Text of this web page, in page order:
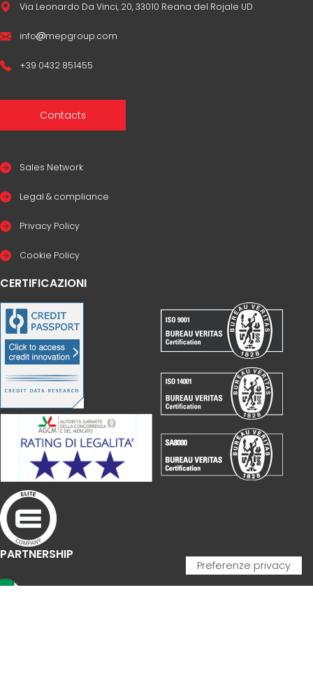
Via Leonardo Da Vinci, 20, 33010 Reana del Rojale UD
info mepgroup.com
+39 0432 851455
Contacts
Sales Network
Legal & compliance
Privacy Policy
Cookie Policy
CERTIFICAZIONI
PARTNERSHIP